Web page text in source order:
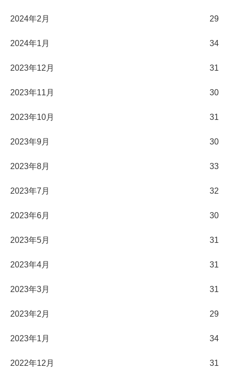
2024年2月 29
2024年1月 34
2023年12月 31
2023年11月 30
2023年10月 31
2023年9月 30
2023年8月 33
2023年7月 32
2023年6月 30
2023年5月 31
2023年4月 31
2023年3月 31
2023年2月 29
2023年1月 34
2022年12月 31